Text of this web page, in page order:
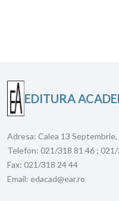
EDITURA
Adresa: Calea 13
Telefon: 021/318 81 46 ;
Fax: 021/318 24 44
Email: edacad@ear.ro